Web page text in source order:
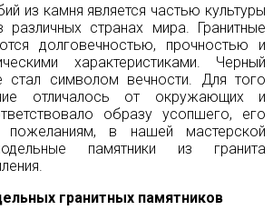
из камня является частью культуры
странах мира. Гранитные
долговечностью, прочностью и
характеристиками. Черный
стал символом вечности. Для того
отличалось от окружающих и
образу усопшего, его
пожеланиям, в нашей мастерской
памятники из гранита
гранитных памятников